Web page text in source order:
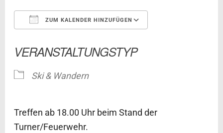
ZUM KALENDER HINZUFÜGEN
VERANSTALTUNGSTYP
Ski & Wandern
Treffen ab 18.00 Uhr beim Stand der
Turner/Feuerwehr.